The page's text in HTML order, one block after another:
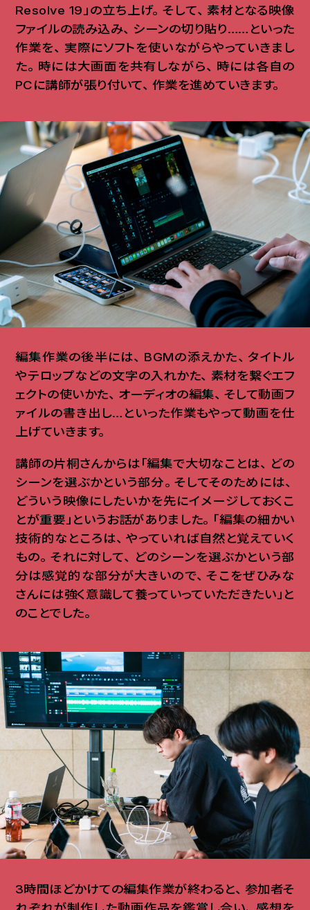
Resolve 19」の立ち上げ。 そして、 素材となる映像
ファイルの読み込み、 シーンの切り貼り……といった
作業を、 実際にソフトを使いながらやっていきまし
た。 時には大画面を共有しながら、 時には各自の
PCに講師が張り付いて、 作業を進めていきます。
編集作業の後半には、 BGMの添えかた、 タイトル
やテロップなどの文字の入れかた、 素材を繋ぐエフ
ェクトの使いかた、 オーディオの編集、 そして動画フ
ァイルの書き出し…といった作業もやって動画を仕
上げていきます。
講師の片桐さんからは「編集で大切なことは、 どの
シーンを選ぶかという部分。 そしてそのためには、
どういう映像にしたいかを先にイメージしておくこ
とが重要」というお話がありました。 「編集の細かい
技術的なところは、 やっていれば自然と覚えていく
もの。 それに対して、
どのシーンを選ぶかという部
分は感覚的な部分が大きいので、 そこをぜひみな
さんには強く意識して養っていっていただきたい」と
のことでした。
3時間ほどかけての編集作業が終わると、 参加者そ